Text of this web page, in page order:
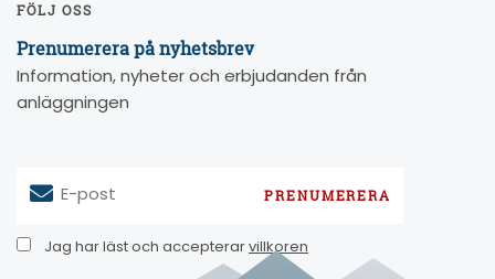
FÖLJ OSS
Prenumerera på nyhetsbrev
Information, nyheter och erbjudanden från
anläggningen
Jag har läst och accepterarvillkoren